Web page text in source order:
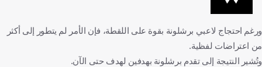
ورغم احتجاج لاعبي برشلونة بقوة على اللقطة، فإن الأمر لم يتطور إلى أكثر
من اعتراضات لفظية.
وتُشير النتيجة إلى تقدم برشلونة بهدفين لهدف حتى الآن.